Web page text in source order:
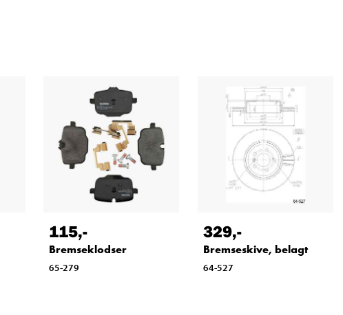
115,-
Bremseklodser
65-279
329,-
Bremseskive, belagt
64-527